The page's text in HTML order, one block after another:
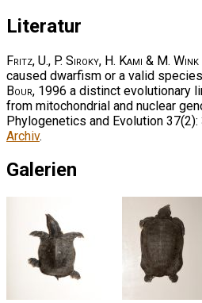
Literatur
Fritz, U., P. Siroky, H. Kami & M. Wink
caused dwarfism or a valid
Bour, 1996 a distinct evolutionary
from mitochondrial and nuclear
Phylogenetics and Evolution
Archiv.
Galerien